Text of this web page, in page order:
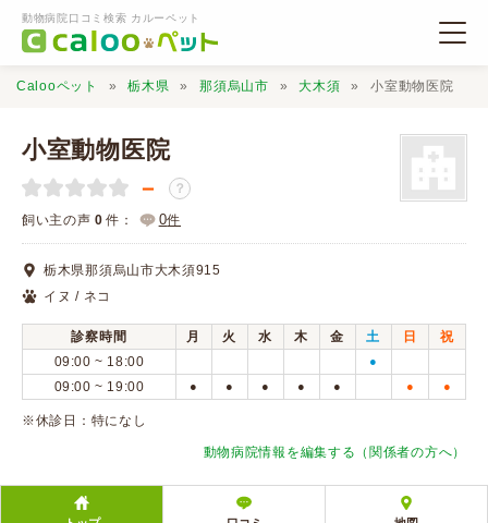
動物病院口コミ検索 カルーペット
動物病院検索
口コミ検索
Calooペットとは？
口コミ投稿
Calooペット 栃木県 那須烏山市 大木須 小室動物医院
小室動物医院
－ ？
飼い主の声 0 件： 0件
栃木県那須烏山市大木須915
イヌ / ネコ
診察時間 月 火 水 木 金 土 日
祝
09:00 ~ 18:00
●
09:00 ~ 19:00 ● ● ● ● ● ● ●
※休診日：特になし
動物病院情報を編集する（関係者の方へ）